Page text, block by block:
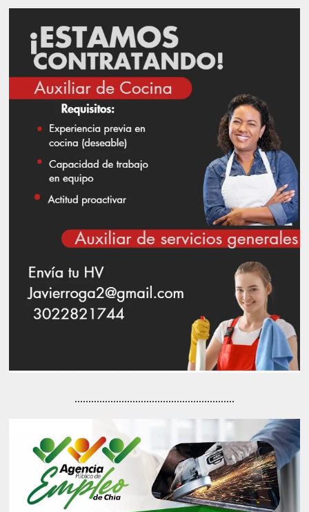
..........................................................